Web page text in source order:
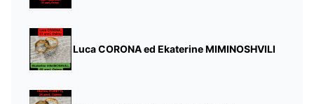
Luca CORONA ed Ekaterine MIMINOSHVILI